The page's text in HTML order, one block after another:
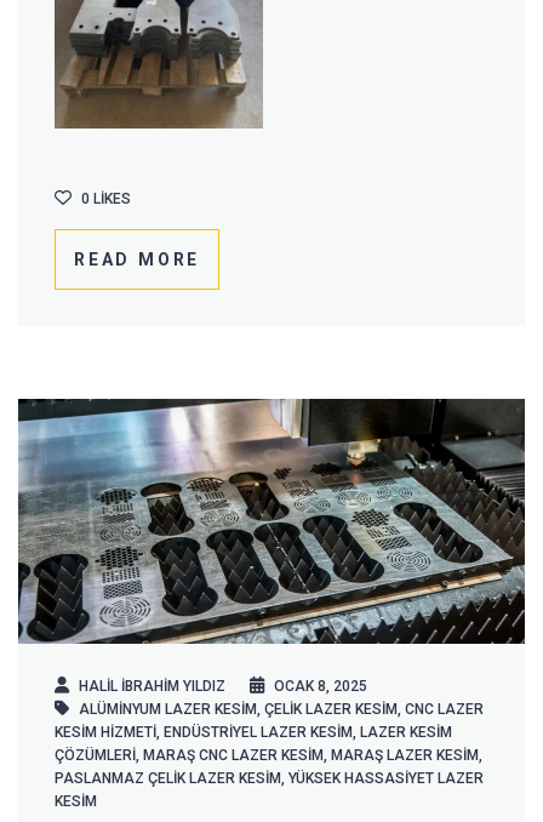
READ MORE
0 LIKES
HALIL IBRAHIM YILDIZ
OCAK 8, 2025
ALÜMINYUM LAZER KESIM, ÇELIK LAZER KESIM, CNC LAZER
KESIM HIZMETI, ENDÜSTRIYEL LAZER KESIM, LAZER KESIM
ÇÖZÜMLERI, MARAŞ CNC LAZER KESIM, MARAŞ LAZER KESIM,
PASLANMAZ ÇELIK LAZER KESIM, YÜKSEK HASSASIYET LAZER
KESIM